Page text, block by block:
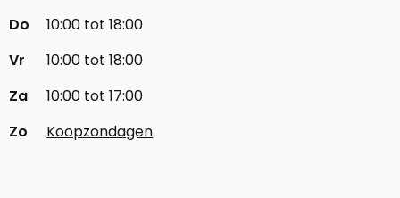
Do
10:00 tot 18:00
Vr
10:00 tot 18:00
Za
10:00 tot 17:00
Zo
Koopzondagen